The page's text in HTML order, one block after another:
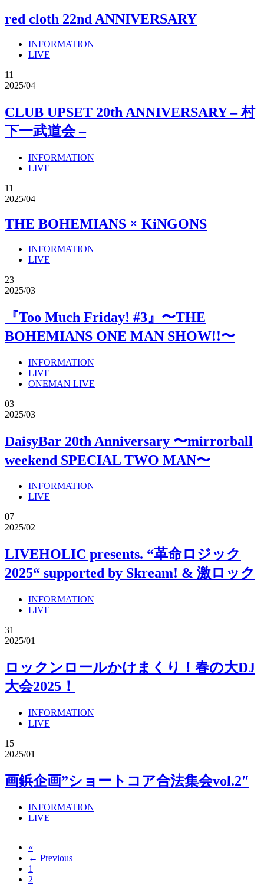
red cloth 22nd ANNIVERSARY
INFORMATION
LIVE
11
2025/04
CLUB UPSET 20th ANNIVERSARY – 村
下一武道会 –
INFORMATION
LIVE
11
2025/04
THE BOHEMIANS × KiNGONS
INFORMATION
LIVE
23
2025/03
『Too Much Friday! #3』〜THE
BOHEMIANS ONE MAN SHOW!!〜
INFORMATION
LIVE
ONEMAN LIVE
03
2025/03
DaisyBar 20th Anniversary 〜mirrorball
weekend SPECIAL TWO MAN〜
INFORMATION
LIVE
07
2025/02
LIVEHOLIC presents. “革命ロジック
2025“ supported by Skream! & 激ロック
INFORMATION
LIVE
31
2025/01
ロックンロールかけまくり！春の大DJ
大会2025！
INFORMATION
LIVE
15
2025/01
画鋲企画”ショートコア合法集会vol.2″
INFORMATION
LIVE
«
← Previous
1
2